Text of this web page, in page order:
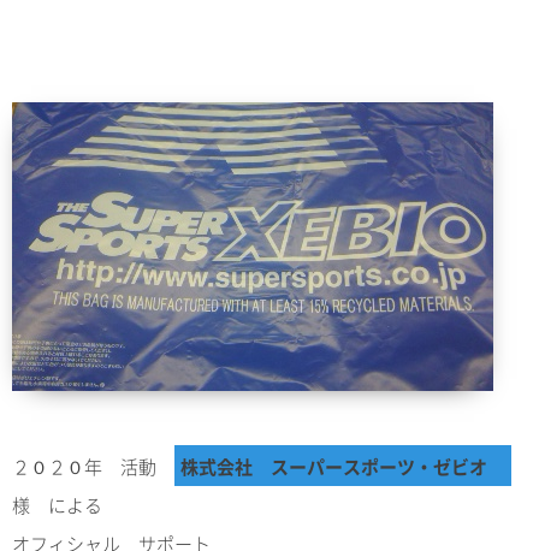
２０２０年 活動
株式会社 スーパースポーツ・ゼビオ
様 による
オフィシャル サポート